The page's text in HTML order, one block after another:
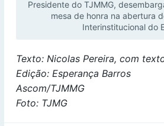
Presidente do TJMMG,
mesa de honra na abertura
Interinstitucional do
Texto: Nicolas Pereira, com
Edição: Esperança Barros
Ascom/TJMMG
Foto: TJMG